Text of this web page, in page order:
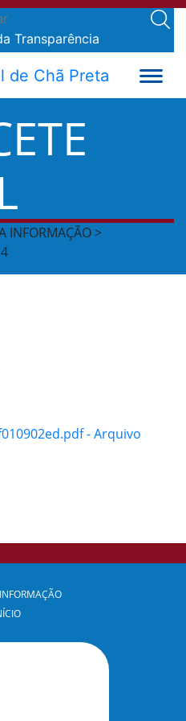
Transparência
INFORMAÇÃO >
- Arquivo